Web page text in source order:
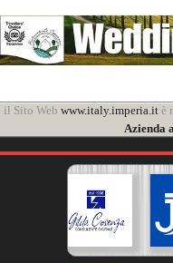
il Sito Web www.italy.imperia.it è
Azienda